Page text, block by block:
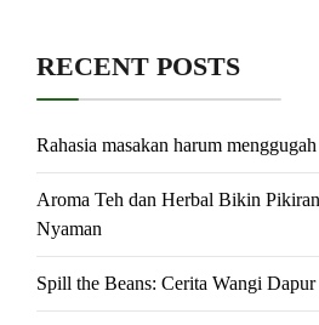
RECENT POSTS
Rahasia masakan harum menggugah
Aroma Teh dan Herbal Bikin
Nyaman
Spill the Beans: Cerita Wangi Dapur